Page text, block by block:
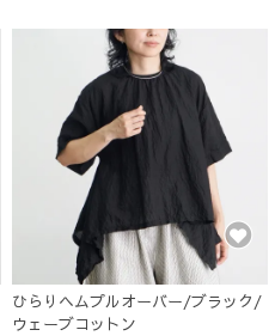
ひらりヘムプルオーバー/ブラック/
ウェーブコットン